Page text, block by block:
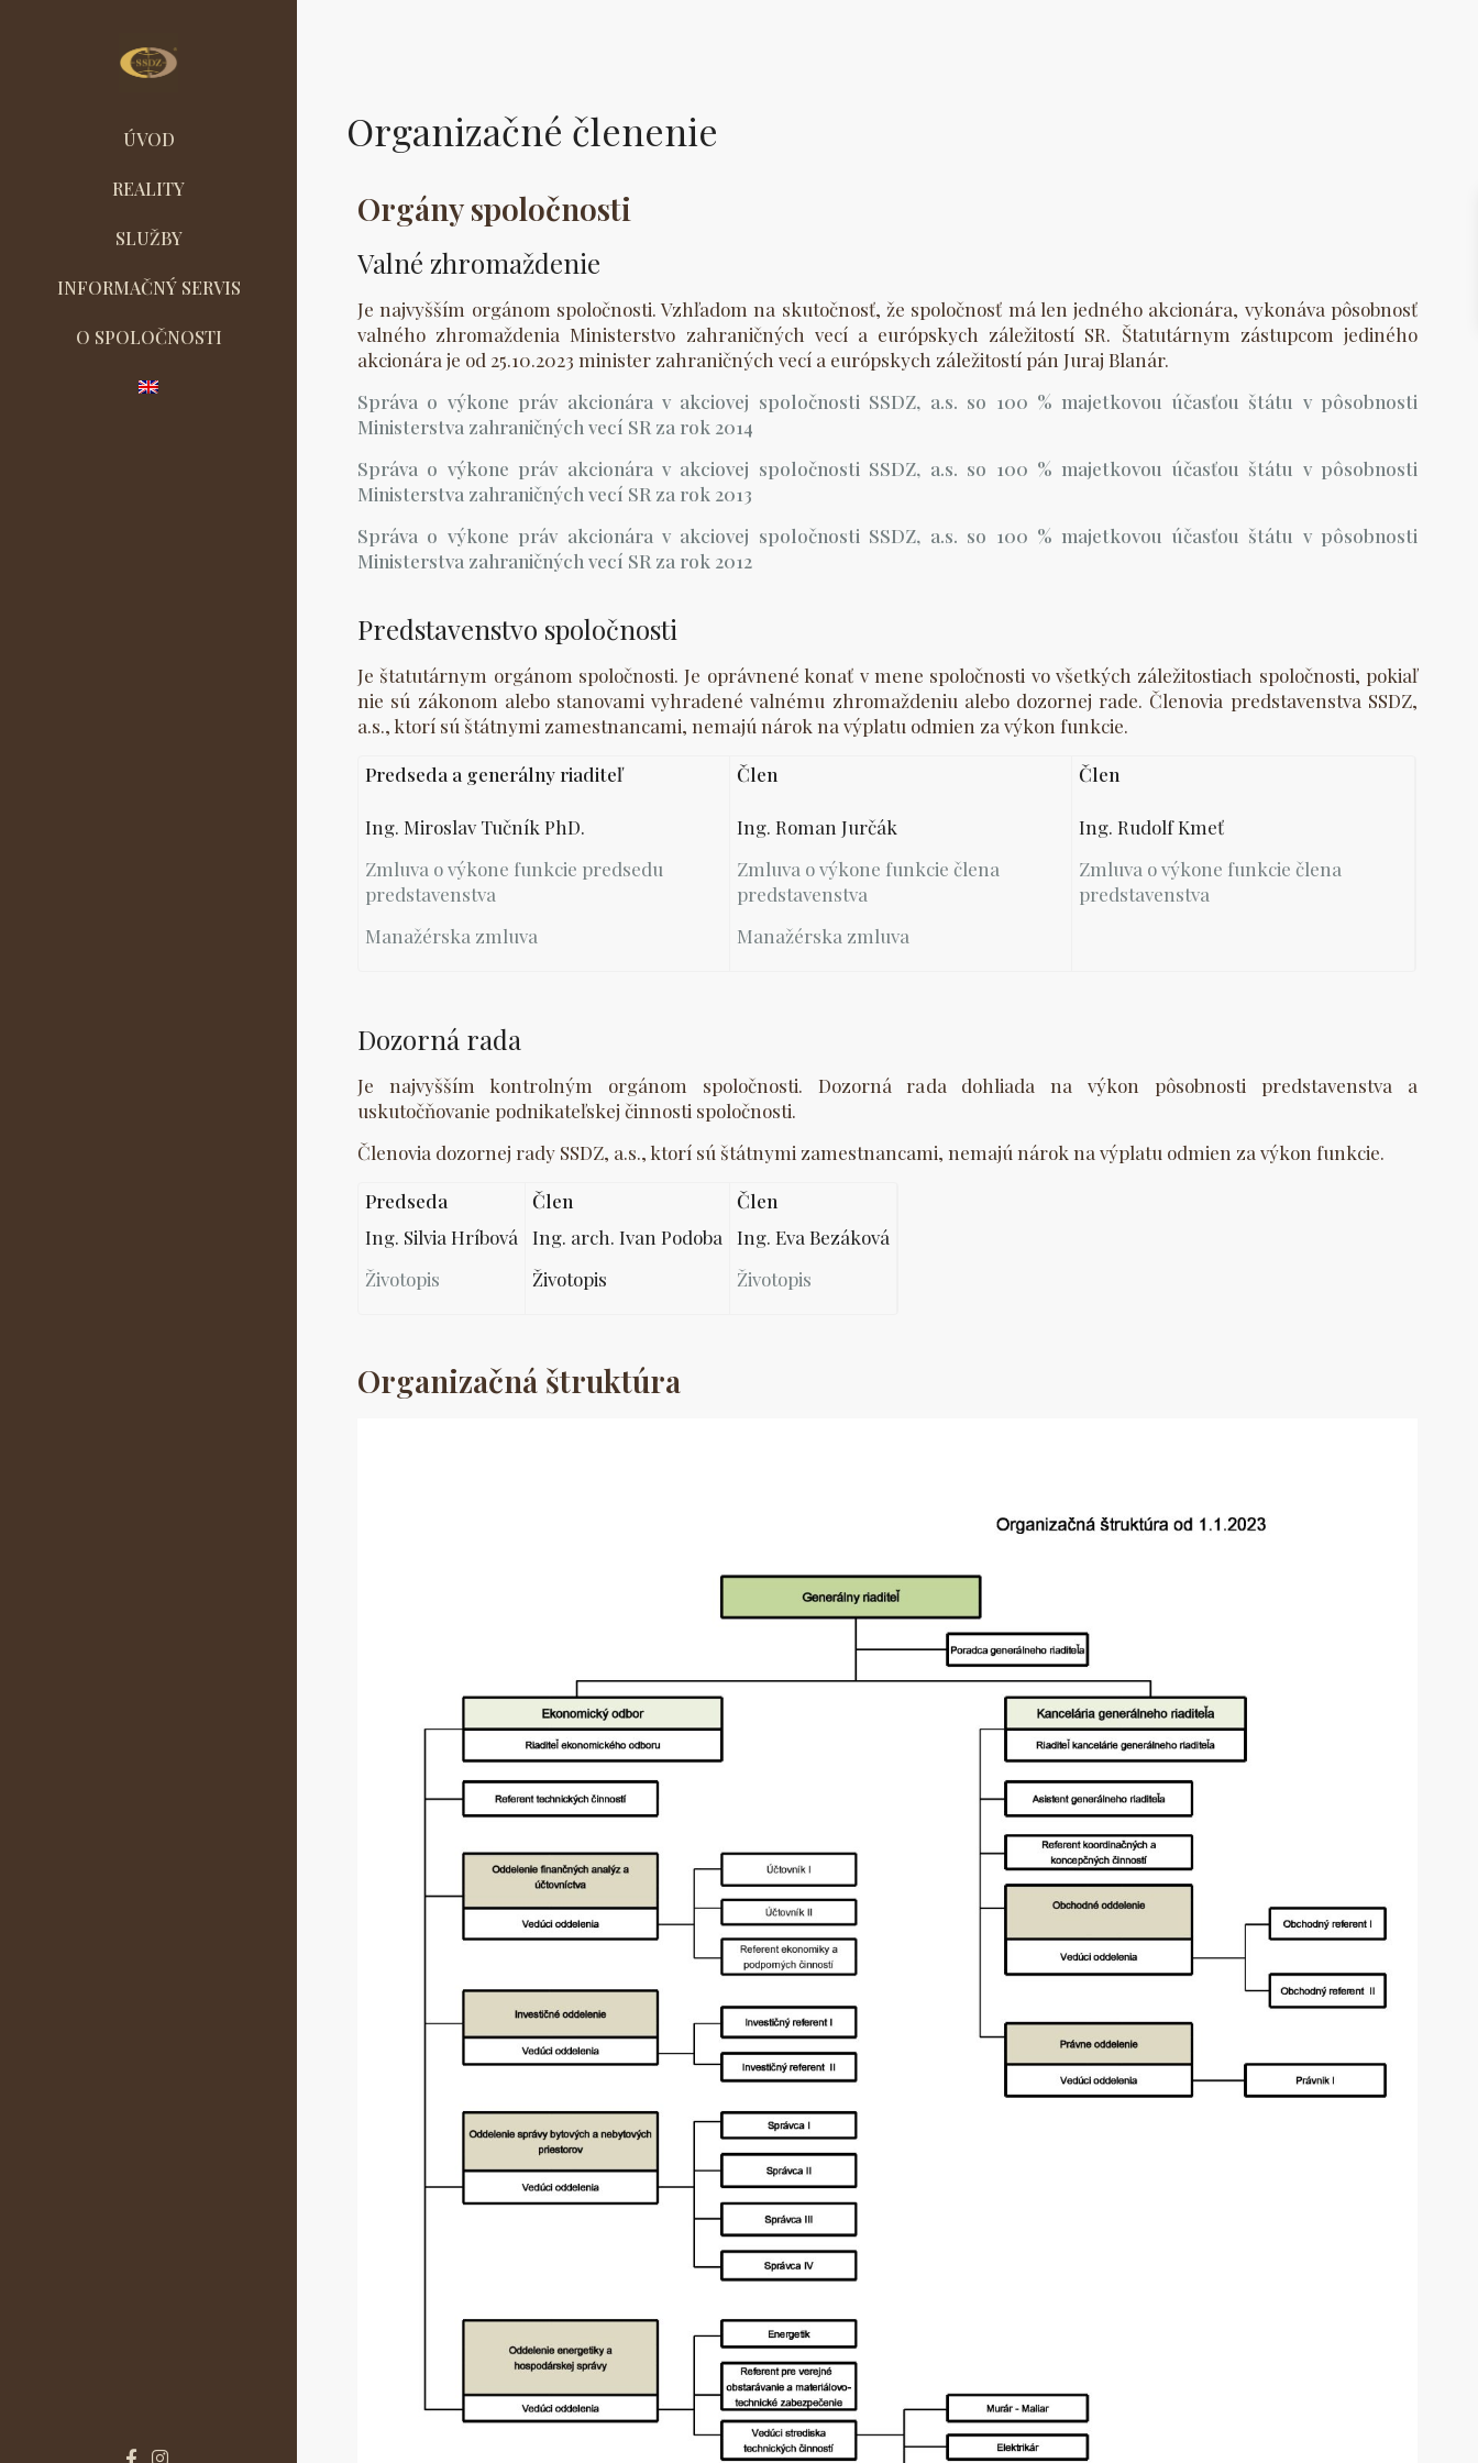
ÚVOD
REALITY
SLUŽBY
INFORMAČNÝ SERVIS
O SPOLOČNOSTI
Organizačné členenie
Orgány spoločnosti
Valné zhromaždenie
Je najvyšším orgánom spoločnosti. Vzhľadom na skutočnosť, že spoločnosť má len jedného akcionára, vykonáva pôsobnosť
valného zhromaždenia Ministerstvo zahraničných vecí a európskych záležitostí SR. Štatutárnym zástupcom jediného
akcionára je od 25.10.2023 minister zahraničných vecí a európskych záležitostí pán Juraj Blanár.
Správa o výkone práv akcionára v akciovej spoločnosti SSDZ, a.s. so 100 % majetkovou účasťou štátu v pôsobnosti
Ministerstva zahraničných vecí SR za rok 2014
Správa o výkone práv akcionára v akciovej spoločnosti SSDZ, a.s. so 100 % majetkovou účasťou štátu v pôsobnosti
Ministerstva zahraničných vecí SR za rok 2013
Správa o výkone práv akcionára v akciovej spoločnosti SSDZ, a.s. so 100 % majetkovou účasťou štátu v pôsobnosti
Ministerstva zahraničných vecí SR za rok 2012
Predstavenstvo spoločnosti
Je štatutárnym orgánom spoločnosti. Je oprávnené konať v mene spoločnosti vo všetkých záležitostiach spoločnosti, pokiaľ
nie sú zákonom alebo stanovami vyhradené valnému zhromaždeniu alebo dozornej rade. Členovia predstavenstva SSDZ,
a.s., ktorí sú štátnymi zamestnancami, nemajú nárok na výplatu odmien za výkon funkcie.
Predseda a generálny riaditeľ
Člen Člen
Ing. Miroslav Tučník PhD.
Zmluva o výkone funkcie predsedu
predstavenstva
Manažérska zmluva
Ing. Roman Jurčák
Zmluva o výkone funkcie člena
predstavenstva
Manažérska zmluva
Ing. Rudolf Kmeť
Zmluva o výkone funkcie člena
predstavenstva
Dozorná rada
Je najvyšším kontrolným orgánom spoločnosti. Dozorná rada dohliada na výkon pôsobnosti predstavenstva a
uskutočňovanie podnikateľskej činnosti spoločnosti.
Členovia dozornej rady SSDZ, a.s., ktorí sú štátnymi zamestnancami, nemajú nárok na výplatu odmien za výkon funkcie.
Predseda
Člen
Člen
Ing. Silvia Hríbová
Životopis
Ing. arch. Ivan Podoba
Životopis
Ing. Eva Bezáková
Životopis
Organizačná štruktúra